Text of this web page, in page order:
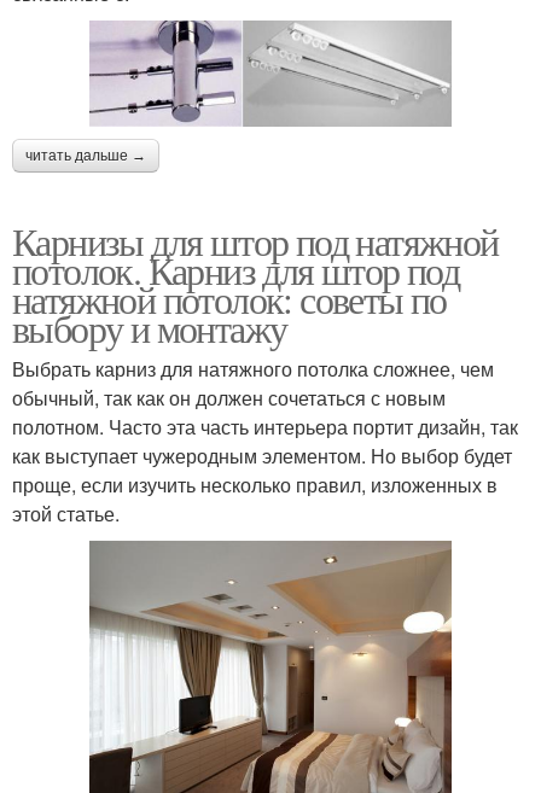
читать дальше →
Карнизы для штор под натяжной
потолок. Карниз для штор под
натяжной потолок: советы по
выбору и монтажу
Выбрать карниз для натяжного потолка сложнее, чем
обычный, так как он должен сочетаться с новым
полотном. Часто эта часть интерьера портит дизайн, так
как выступает чужеродным элементом. Но выбор будет
проще, если изучить несколько правил, изложенных в
этой статье.